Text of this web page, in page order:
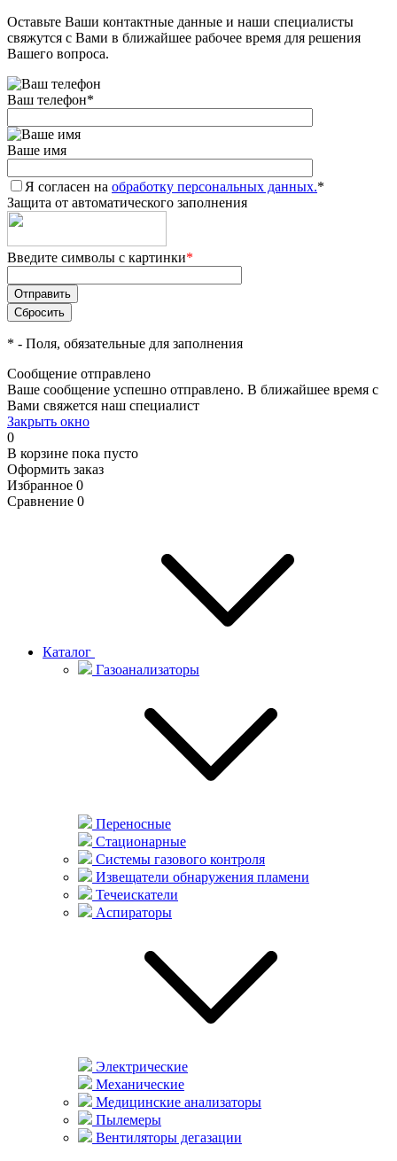
Оставьте Ваши контактные данные и наши специалисты
свяжутся с Вами в ближайшее рабочее время для решения
Вашего вопроса.
Ваш телефон*
Ваше имя
Я согласен на обработку персональных данных.*
Защита от автоматического заполнения
Введите символы с картинки*
* - Поля, обязательные для заполнения
Сообщение отправлено
Ваше сообщение успешно отправлено. В ближайшее время с
Вами свяжется наш специалист
Закрыть окно
0
В корзине пока пусто
Оформить заказ
Избранное 0
Сравнение 0
Каталог
Газоанализаторы
Переносные
Стационарные
Системы газового контроля
Извещатели обнаружения пламени
Течеискатели
Аспираторы
Электрические
Механические
Медицинские анализаторы
Пылемеры
Вентиляторы дегазации